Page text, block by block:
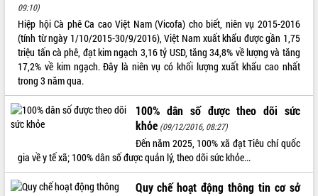
HỆ THỐNG VĂN BẢN
VĂN BẢN HĐND TỈNH
ĐIỂM TIN VĂN BẢN
QUY HOẠCH - KẾ HOẠCH
09:10)
Hiệp hội Cà phê Ca cao Việt Nam (Vicofa) cho biết, niên vụ 2015-2016
(tính từ ngày 1/10/2015-30/9/2016), Việt Nam xuất khẩu được gần 1,75
triệu tấn cà phê, đạt kim ngạch 3,16 tỷ USD, tăng 34,8% về lượng và tăng
17,2% về kim ngạch. Đây là niên vụ có khối lượng xuất khẩu cao nhất
trong 3 năm qua.
100% dân số được theo dõi sức
khỏe (09/12/2016, 08:27)
Đến năm 2025, 100% xã đạt Tiêu chí quốc
gia về y tế xã; 100% dân số được quản lý, theo dõi sức khỏe...
Quy chế hoạt động thông tin cơ sở